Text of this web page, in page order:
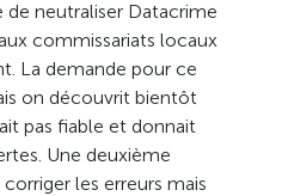
de neutraliser Datacrime
commissariats locaux
La demande pour ce
on découvrit bientôt
pas fiable et donnait
Une deuxième
les erreurs mais